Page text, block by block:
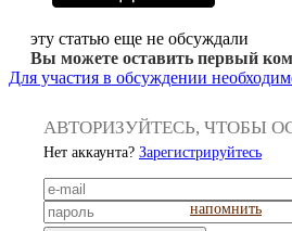
эту статью еще не обсуждали
Вы можете оставить первый
Для участия в обсуждении
АВТОРИЗУЙТЕСЬ, ЧТОБЫ
Нет аккаунта? Зарегистрируйтесь
напомнить